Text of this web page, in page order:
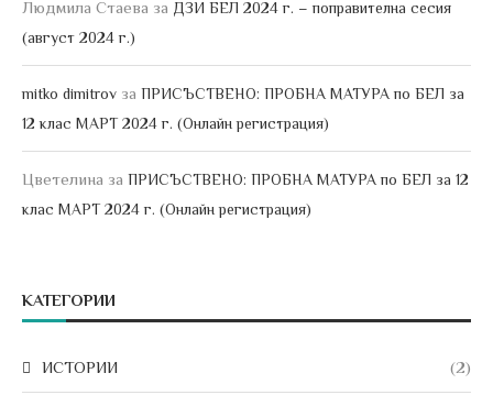
Людмила Стаева за ДЗИ БЕЛ 2024 г. – поправителна сесия
(август 2024 г.)
mitko dimitrov за ПРИСЪСТВЕНО: ПРОБНА МАТУРА по БЕЛ за
12 клас МАРТ 2024 г. (Онлайн регистрация)
Цветелина за ПРИСЪСТВЕНО: ПРОБНА МАТУРА по БЕЛ за 12
клас МАРТ 2024 г. (Онлайн регистрация)
КАТЕГОРИИ
ИСТОРИИ (2)